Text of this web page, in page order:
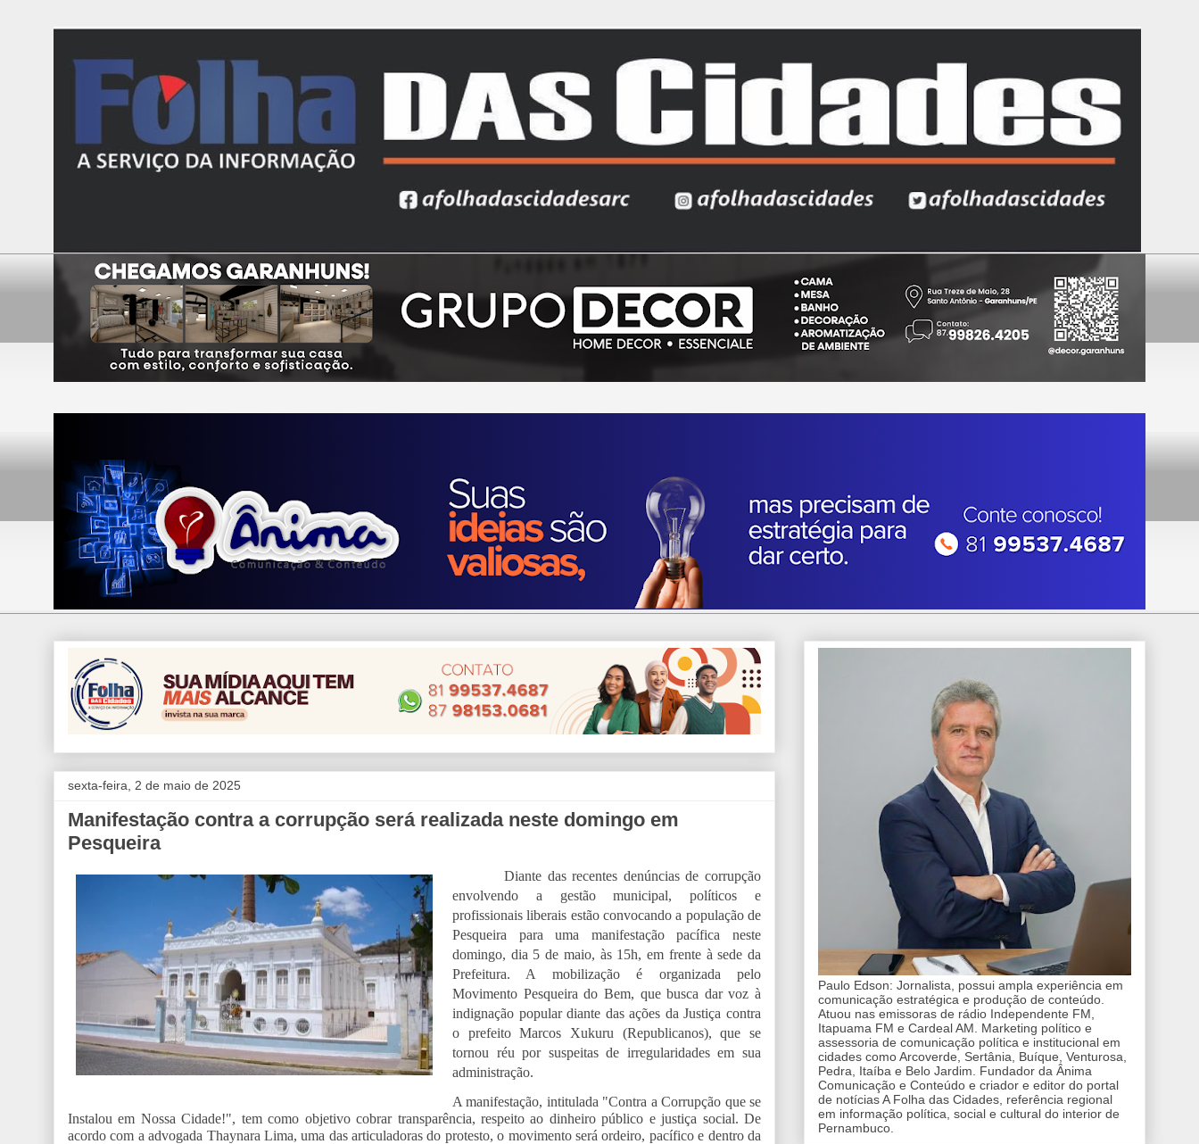
sexta-feira, 2 de maio de 2025
Manifestação contra a corrupção será realizada neste domingo em
Pesqueira
Diante das recentes denúncias de corrupção
envolvendo a gestão municipal, políticos e
profissionais liberais estão convocando a população de
Pesqueira para uma manifestação pacífica neste
domingo, dia 5 de maio, às 15h, em frente à sede da
Prefeitura. A mobilização é organizada pelo
Movimento Pesqueira do Bem, que busca dar voz à
indignação popular diante das ações da Justiça contra
o prefeito Marcos Xukuru (Republicanos), que se
tornou réu por suspeitas de irregularidades em sua
administração.
A manifestação, intitulada "Contra a Corrupção que se
Instalou em Nossa Cidade!", tem como objetivo cobrar transparência, respeito ao dinheiro público e justiça social. De
acordo com a advogada Thaynara Lima, uma das articuladoras do protesto, o movimento será ordeiro, pacífico e dentro da
Paulo Edson: Jornalista, possui ampla experiência em
comunicação estratégica e produção de conteúdo.
Atuou nas emissoras de rádio Independente FM,
Itapuama FM e Cardeal AM. Marketing político e
assessoria de comunicação política e institucional em
cidades como Arcoverde, Sertânia, Buíque, Venturosa,
Pedra, Itaíba e Belo Jardim. Fundador da Ânima
Comunicação e Conteúdo e criador e editor do portal
de notícias A Folha das Cidades, referência regional
em informação política, social e cultural do interior de
Pernambuco.